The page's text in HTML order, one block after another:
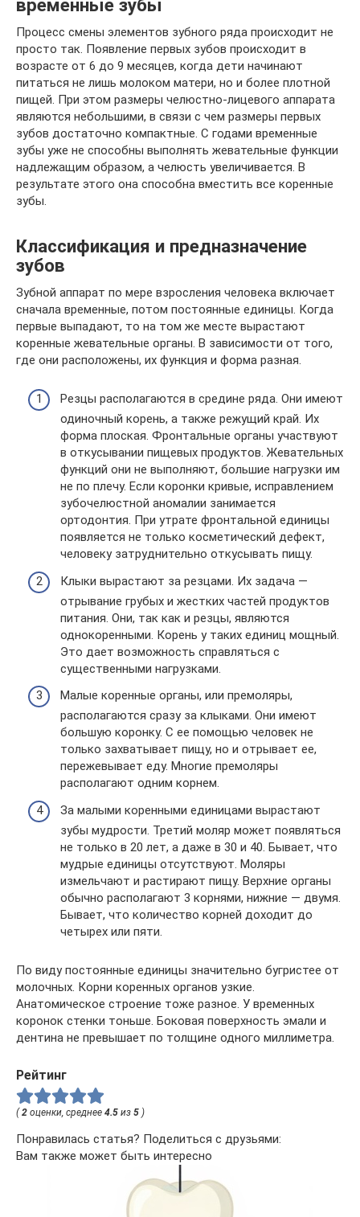
временные зубы
Процесс смены элементов зубного ряда происходит не
просто так. Появление первых зубов происходит в
возрасте от 6 до 9 месяцев, когда дети начинают
питаться не лишь молоком матери, но и более плотной
пищей. При этом размеры челюстно-лицевого аппарата
являются небольшими, в связи с чем размеры первых
зубов достаточно компактные. С годами временные
зубы уже не способны выполнять жевательные функции
надлежащим образом, а челюсть увеличивается. В
результате этого она способна вместить все коренные
зубы.
Классификация и предназначение
зубов
Зубной аппарат по мере взросления человека включает
сначала временные, потом постоянные единицы. Когда
первые выпадают, то на том же месте вырастают
коренные жевательные органы. В зависимости от того,
где они расположены, их функция и форма разная.
Резцы располагаются в средине ряда. Они имеют
одиночный корень, а также режущий край. Их
форма плоская. Фронтальные органы участвуют
в откусывании пищевых продуктов. Жевательных
функций они не выполняют, большие нагрузки им
не по плечу. Если коронки кривые, исправлением
зубочелюстной аномалии занимается
ортодонтия. При утрате фронтальной единицы
появляется не только косметический дефект,
человеку затруднительно откусывать пищу.
Клыки вырастают за резцами. Их задача —
отрывание грубых и жестких частей продуктов
питания. Они, так как и резцы, являются
однокоренными. Корень у таких единиц мощный.
Это дает возможность справляться с
существенными нагрузками.
Малые коренные органы, или премоляры,
располагаются сразу за клыками. Они имеют
большую коронку. С ее помощью человек не
только захватывает пищу, но и отрывает ее,
пережевывает еду. Многие премоляры
располагают одним корнем.
За малыми коренными единицами вырастают
зубы мудрости. Третий моляр может появляться
не только в 20 лет, а даже в 30 и 40. Бывает, что
мудрые единицы отсутствуют. Моляры
измельчают и растирают пищу. Верхние органы
обычно располагают 3 корнями, нижние — двумя.
Бывает, что количество корней доходит до
четырех или пяти.
По виду постоянные единицы значительно бугристее от
молочных. Корни коренных органов узкие.
Анатомическое строение тоже разное. У временных
коронок стенки тоньше. Боковая поверхность эмали и
дентина не превышает по толщине одного миллиметра.
Рейтинг
( 2 оценки, среднее 4.5 из 5 )
Понравилась статья? Поделиться с друзьями:
Вам также может быть интересно